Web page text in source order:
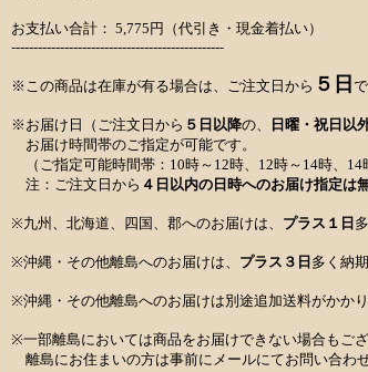
お支払い合計： 5,775円（代引き・現金着払い）
------------------------------------------------
※この商品は在庫が有る場合は、ご注文日から ５日
※お届け日（ご注文日から ５日以降の、 日曜・祝日以
お届け時間帯のご指定が可能です。
（ご指定可能時間帯：10時～12時、12時～14時、14
注：ご注文日から ４日以内の日時へのお届け指定は
※九州、北海道、四国、郡へのお届けは、 プラス１日
※沖縄・その他離島へのお届けは、 プラス３日 多く納
※沖縄・その他離島へのお届けは別途追加送料がかかり
※一部離島においては商品をお届けできない場合もござ
離島にお住まいの方は事前にメールにてお問い合わせ